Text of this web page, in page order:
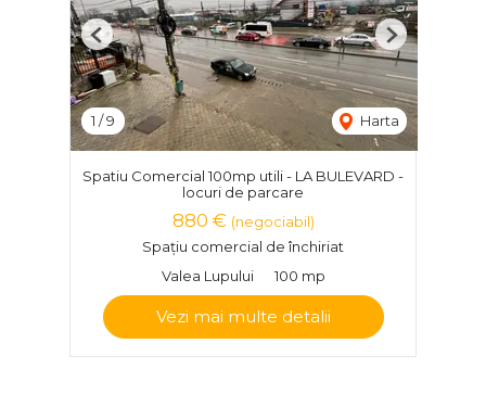
1 /9 Harta
Previous Next
Spatiu Comercial 100mp utili - LA BULEVARD -
locuri de parcare
880 € (negociabil)
Spațiu comercial de închiriat
Valea Lupului
100 mp
Vezi mai multe detalii